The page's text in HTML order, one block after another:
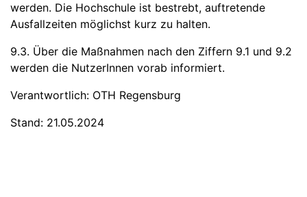
werden. Die Hochschule ist bestrebt, auftretende
Ausfallzeiten möglichst kurz zu halten.
9.3. Über die Maßnahmen nach den Ziffern 9.1 und 9.2
werden die NutzerInnen vorab informiert.
Verantwortlich: OTH Regensburg
Stand: 21.05.2024